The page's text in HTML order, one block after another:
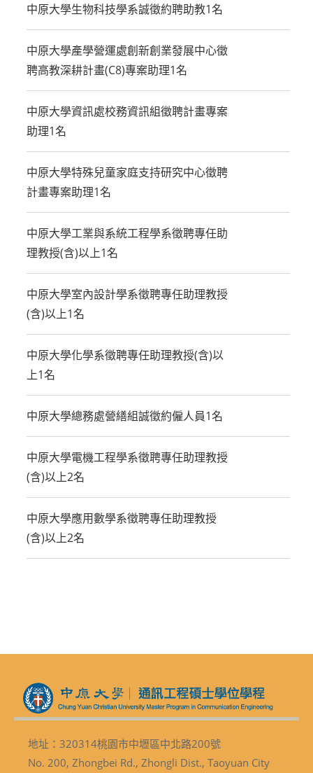
中原大學生物科技學系誠徵約聘助教1名
中原大學產學營運處創新創業發展中心徵
聘高教深耕計畫(C8)專案助理1名
中原大學資訊處校務資訊組徵聘計畫專案
助理1名
中原大學特殊兒童家庭支持研究中心徵聘
計畫專案助理1名
中原大學工業與系統工程學系徵聘專任助
理教授(含)以上1名
中原大學室內設計學系徵聘專任助理教授
(含)以上1名
中原大學化學系徵聘專任助理教授(含)以
上1名
中原大學總務處營繕組誠徵約僱人員1名
中原大學電機工程學系徵聘專任助理教授
(含)以上2名
中原大學應用數學系徵聘專任助理教授
(含)以上2名
地址：320314桃園市中壢區中北路200號
No. 200, Zhongbei Rd., Zhongli Dist., Taoyuan City